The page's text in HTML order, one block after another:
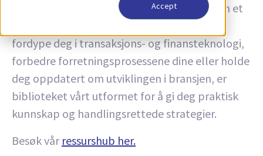
Accept
som gir deg ekspertinnsikt og veiledning om et
fordype deg i transaksjons- og finansteknologi,
forbedre forretningsprosessene dine eller holde
deg oppdatert om utviklingen i bransjen, er
biblioteket vårt utformet for å gi deg praktisk
kunnskap og handlingsrettede strategier.
Besøk vår ressurshub her.